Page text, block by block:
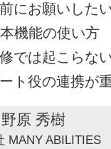
にお願いした
機能の使い
では起こらな
ト役の連携が
原 秀樹
MANY ABILITIES